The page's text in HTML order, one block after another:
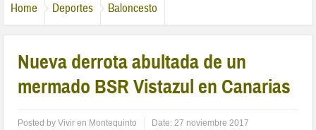
Home Deportes Baloncesto
Nueva derrota abultada de un
mermado BSR Vistazul en Canarias
Posted byVivir en Montequinto Date:27 noviembre 2017